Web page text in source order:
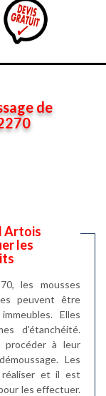
de
Artois
les
les mousses
peuvent être
Elles
d'étanchéité.
à leur
Les
et il est
les effectuer.